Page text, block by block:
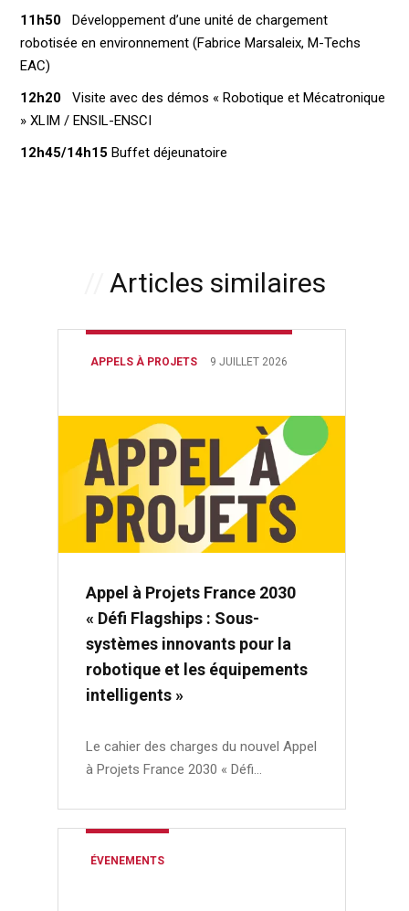
11h50
Développement d’une unité de chargement
robotisée en environnement (Fabrice Marsaleix, M-Techs
EAC)
12h20 Visite avec des démos « Robotique et Mécatronique
» XLIM / ENSIL-ENSCI
12h45/14h15 Buffet déjeunatoire
Articles similaires
APPELS À PROJETS 9 JUILLET 2026
Appel à Projets France 2030
« Défi Flagships : Sous-
systèmes innovants pour la
robotique et les équipements
intelligents »
Le cahier des charges du nouvel Appel
à Projets France 2030 « Défi…
ÉVENEMENTS